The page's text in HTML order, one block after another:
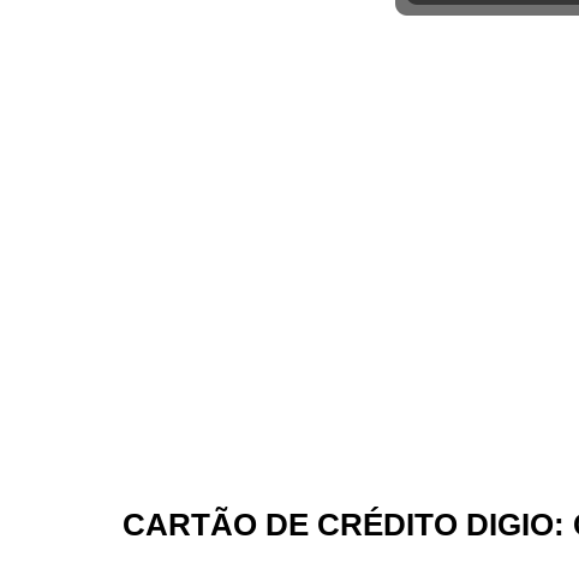
CARTÃO DE CRÉDITO